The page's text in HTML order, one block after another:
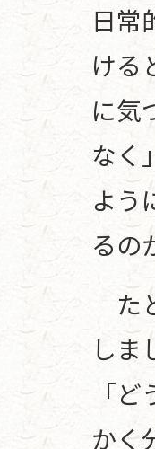
日常
ける
に気
なく
よう
るの
た
しま
「
かく